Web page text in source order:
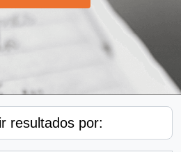
resultados por: